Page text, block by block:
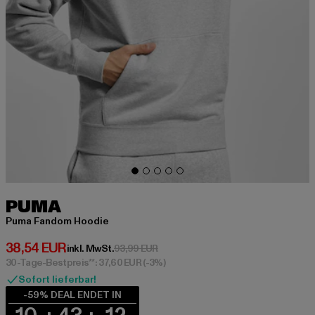
PUMA
Puma Fandom Hoodie
38,54 EUR
Derzeitiger Preis: 38,54 EUR
inkl. MwSt.93,99 EURAktionspreis: 93,99 EUR
30-Tage-Bestpreis**: 37,60 EUR(-3%)
Sofort lieferbar!
-59% DEAL ENDET IN